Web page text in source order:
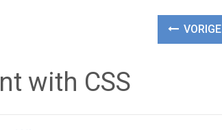
VORIGE
with CSS